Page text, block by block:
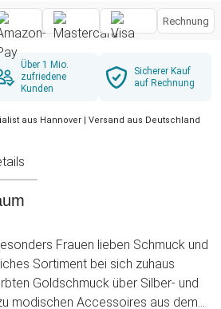
Rechnung
Über 1 Mio.
zufriedene
Kunden
Sicherer Kauf
auf Rechnung
aus Hannover | Versand aus Deutschland
Frauen lieben Schmuck und
Sortiment bei sich zuhaus
Goldschmuck über Silber- und
modischen Accessoires aus dem